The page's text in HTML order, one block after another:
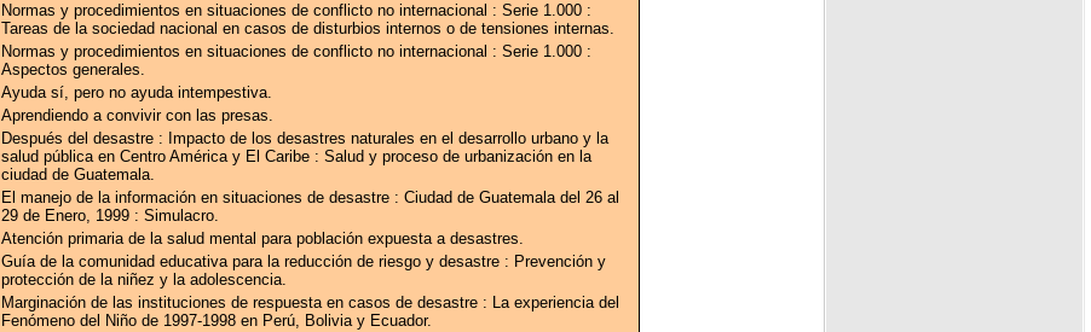
Normas y procedimientos en situaciones de conflicto no internacional : Serie 1.000 :
Tareas de la sociedad nacional en casos de disturbios internos o de tensiones internas.
Normas y procedimientos en situaciones de conflicto no internacional : Serie 1.000 :
Aspectos generales.
Ayuda sí, pero no ayuda intempestiva.
Aprendiendo a convivir con las presas.
Después del desastre : Impacto de los desastres naturales en el desarrollo urbano y la
salud pública en Centro América y El Caribe : Salud y proceso de urbanización en la
ciudad de Guatemala.
El manejo de la información en situaciones de desastre : Ciudad de Guatemala del 26 al
29 de Enero, 1999 : Simulacro.
Atención primaria de la salud mental para población expuesta a desastres.
Guía de la comunidad educativa para la reducción de riesgo y desastre : Prevención y
protección de la niñez y la adolescencia.
Marginación de las instituciones de respuesta en casos de desastre : La experiencia del
Fenómeno del Niño de 1997-1998 en Perú, Bolivia y Ecuador.